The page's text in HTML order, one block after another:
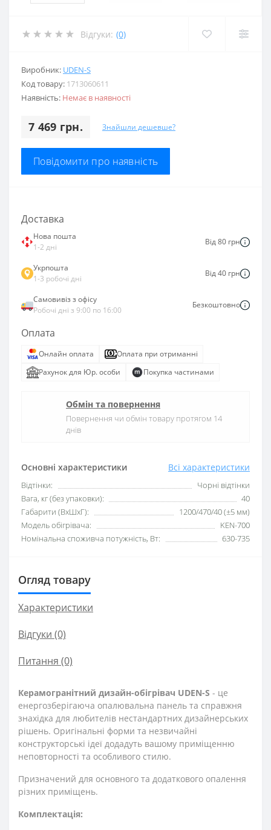
Відгуки: (0)
Виробник: UDEN-S
Код товару: 1713060611
Наявність: Немає в наявності
7 469 грн. Знайшли дешевше?
Повідомити про наявність
Основні характеристики Всі характеристики
Відтінки:
Чорні відтінки
Вага, кг (без упаковки):
40
Габарити (ВхШхГ):
1200/470/40 (±5 мм)
Модель обігрівача:
KEN-700
Номінальна споживча потужність, Вт:
630-735
Доставка
Нова пошта
1-2 дні
Від 80 грн
Укрпошта
1-3 робочі дні
Від 40 грн
Самовивіз з офісу
Робочі дні з 9:00 по 16:00
Безкоштовно
Оплата
Онлайн оплата
Оплата при отриманні
Рахунок для Юр. особи
Покупка частинами
Обмін та повернення
Повернення чи обмін товару протягом 14
днів
Огляд товару
Характеристики
Відгуки (0)
Питання (0)
Керамогранітний дизайн-обігрівач UDEN-S - це
енергозберігаюча опалювальна панель та справжня
знахідка для любителів нестандартних дизайнерських
рішень. Оригінальні форми та незвичайні
конструкторські ідеї додадуть вашому приміщенню
неповторності та особливого стилю.
Призначений для основного та додаткового опалення
різних приміщень.
Комплектація: